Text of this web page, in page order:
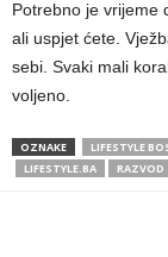
Potrebno je vrijeme
ali uspjet ćete.
sebi. Svaki mali
voljeno.
OZNAKE LIFESTYLE
LIFESTYLE.BA
RAZVOD